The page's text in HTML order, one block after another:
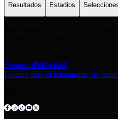
Resultados Estadios
ContactoPublicidad
Política para el tratamiento de